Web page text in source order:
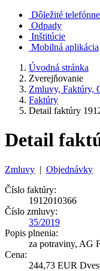
Dôležité
Odpady
Inštitúcie
Mobilná aplikácia
Úvodná stránka
Zverejňovanie
Zmluvy, Faktúry,
Faktúry
Detail faktúry
Detail
Zmluvy | Objednávky
Číslo faktúry:
1912010366
Číslo zmluvy:
35/2019
Popis plnenia:
za potraviny, AG
Cena:
244,73 EUR